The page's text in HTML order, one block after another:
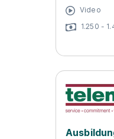
Video
1.250 -